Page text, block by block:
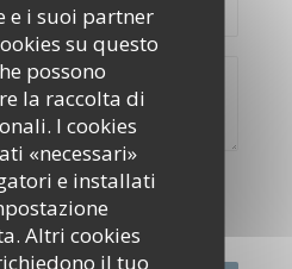
e i suoi partner
su questo
possono
la raccolta di
I cookies
«necessari»
e installati
Altri cookies
il tuo
hai il diritto di opporti alle chiamate
delle Opposizioni:
informazioni sul trattamento dei
sulla privacy